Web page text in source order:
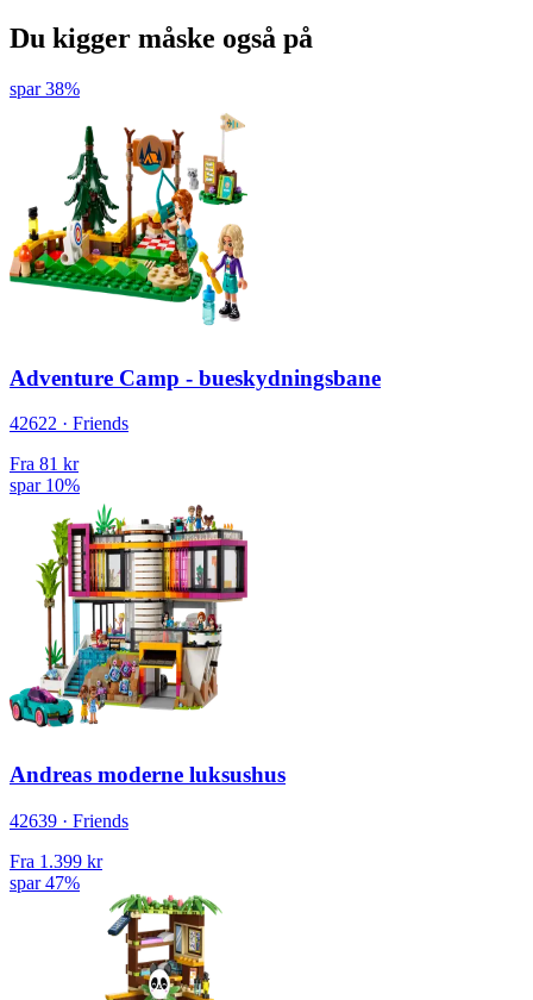
Du kigger måske også på
spar 38%
Adventure Camp - bueskydningsbane
42622 · Friends
Fra 81 kr
spar 10%
Andreas moderne luksushus
42639 · Friends
Fra 1.399 kr
spar 47%